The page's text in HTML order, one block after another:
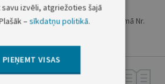
Nr. 364
2021. gada 17. septembra rīkojumā Nr.
tipiem"
izvēli, atgriežoties šajā
–sīkdatņu politikā.
PIEŅEMT VISAS